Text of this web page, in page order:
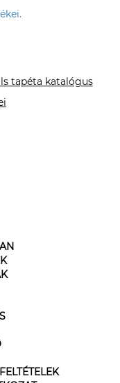
tapéta katalógus